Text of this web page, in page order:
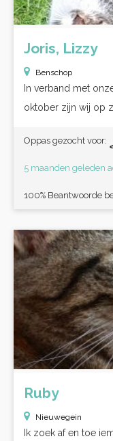
Joris, Lizzy
Benschop
In verband met
oktober zijn wij op
Oppas gezocht voor:
5 maanden geleden
100% Beantwoorde
Ruby
Nieuwegein
Ik zoek af en toe